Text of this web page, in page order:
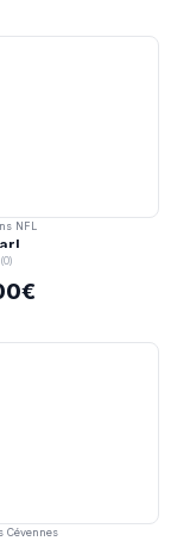
NFL
(0)
Cévennes